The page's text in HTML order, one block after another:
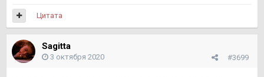
Цитата
Sagitta
#3699
3 октября 2020